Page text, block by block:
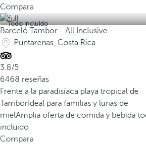
Compara
Todo incluido
Barceló Tambor - All Inclusive
Puntarenas, Costa Rica
3.8/5
6468 reseñas
Frente a la paradisíaca playa tropical de
Tambor Ideal para familias y lunas de
mielAmplia oferta de comida y bebida
incluido
Compara